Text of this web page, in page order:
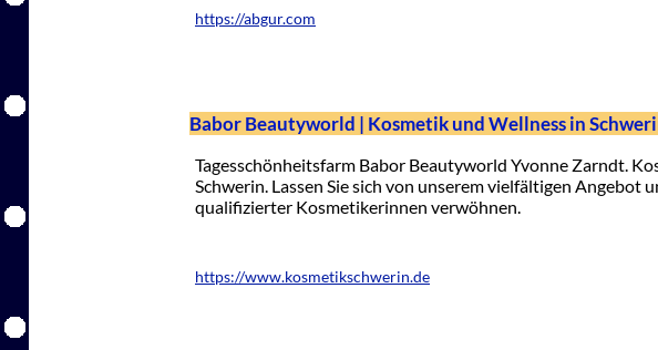
https://abgur.com
Babor Beautyworld | Kosmetik und Wellness in
Tagesschönheitsfarm Babor Beautyworld Yvonne Zarndt.
Schwerin. Lassen Sie sich von unserem vielfältigen Angebot
qualifizierter Kosmetikerinnen verwöhnen.
https://www.kosmetikschwerin.de